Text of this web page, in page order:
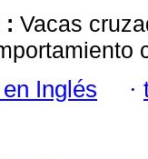
: Vacas
Inglés ·